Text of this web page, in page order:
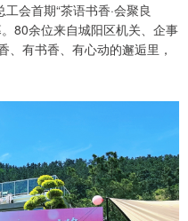
会首期“茶语书香·会聚良
80余位来自城阳区机关、企事
、有书香、有心动的邂逅里，